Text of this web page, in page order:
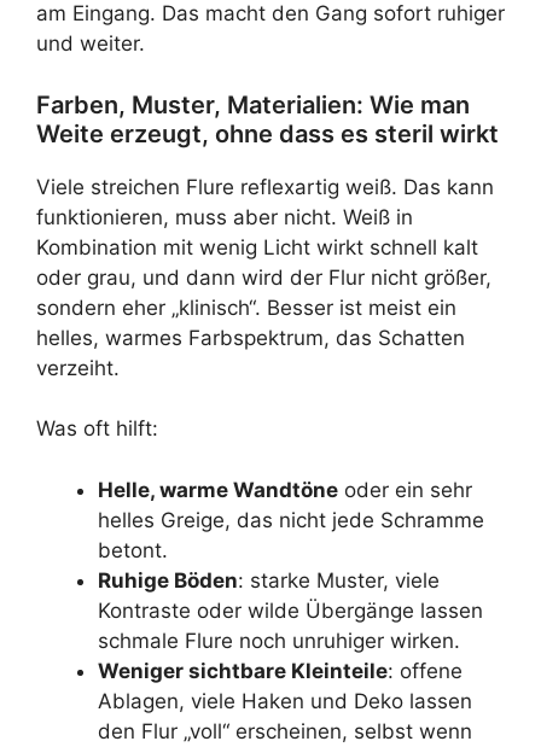
am Eingang. Das macht den Gang sofort ruhiger
und weiter.
Farben, Muster, Materialien: Wie man
Weite erzeugt, ohne dass es steril wirkt
Viele streichen Flure reflexartig weiß. Das kann
funktionieren, muss aber nicht. Weiß in
Kombination mit wenig Licht wirkt schnell kalt
oder grau, und dann wird der Flur nicht größer,
sondern eher „klinisch“. Besser ist meist ein
helles, warmes Farbspektrum, das Schatten
verzeiht.
Was oft hilft:
Helle, warme Wandtöne oder ein sehr
helles Greige, das nicht jede Schramme
betont.
Ruhige Böden: starke Muster, viele
Kontraste oder wilde Übergänge lassen
schmale Flure noch unruhiger wirken.
Weniger sichtbare Kleinteile: offene
Ablagen, viele Haken und Deko lassen
den Flur „voll“ erscheinen, selbst wenn